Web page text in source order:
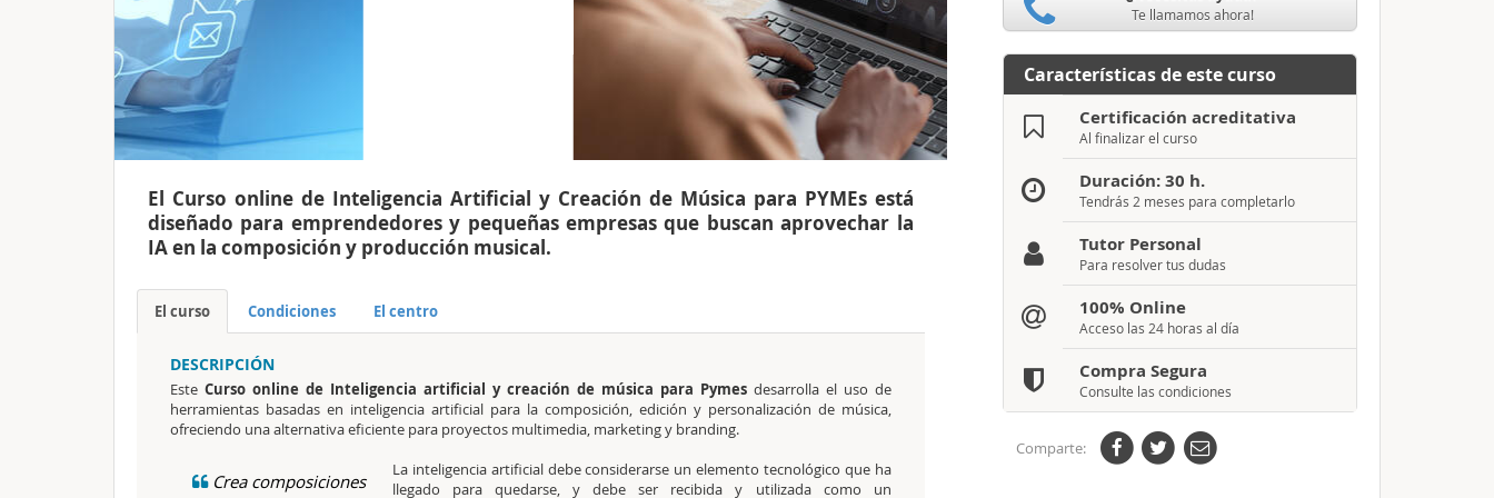
El Curso online de Inteligencia Artificial y Creación de Música para PYMEs está
diseñado para emprendedores y pequeñas empresas que buscan aprovechar la
IA en la composición y producción musical.
El curso Condiciones El centro
DESCRIPCIÓN
Este Curso online de Inteligencia artificial y creación de música para Pymesdesarrolla el uso de
herramientas basadas en inteligencia artificial para la composición, edición y personalización de música,
ofreciendo una alternativa eficiente para proyectos multimedia, marketing y branding.
Crea composiciones
La inteligencia artificial debe considerarse un elemento tecnológico que ha
llegado para quedarse, y debe ser recibida y utilizada como un
Te llamamos ahora!
Características de este curso
Certificación acreditativa
Al finalizar el curso
Duración: 30 h.
Tendrás 2 meses para completarlo
Tutor Personal
Para resolver tus dudas
100% Online
Acceso las 24 horas al día
Compra Segura
Consulte las condiciones
Comparte: